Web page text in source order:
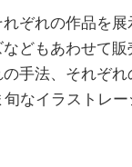
ぞれの作品を展
どもあわせて
手法、それぞ
なイラストレ